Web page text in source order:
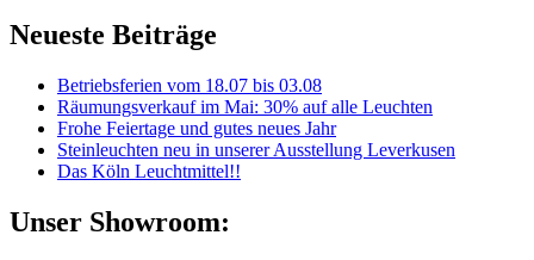
Neueste Beiträge
Betriebsferien vom 18.07 bis 03.08
Räumungsverkauf im Mai: 30% auf alle Leuchten
Frohe Feiertage und gutes neues Jahr
Steinleuchten neu in unserer Ausstellung Leverkusen
Das Köln Leuchtmittel!!
Unser Showroom: